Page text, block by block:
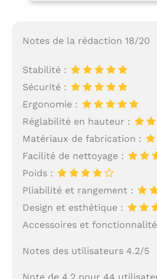
formes,
blocs
fine, la
œil-main
marche
une
Notes de la rédaction 18/20
Stabilité :
Sécurité :
Ergonomie :
Réglabilité en hauteur :
Matériaux de fabrication :
Facilité de nettoyage :
Poids :
Pliabilité et rangement :
Design et esthétique :
Accessoires et
Notes des utilisateurs 4.2/5